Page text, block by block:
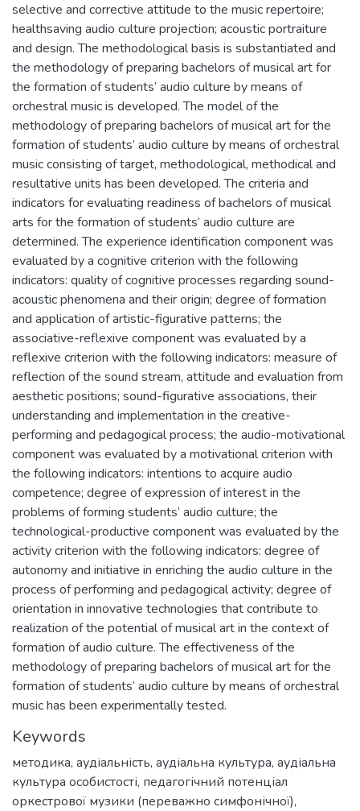
selective and corrective attitude to the music repertoire;
healthsaving audio culture projection; acoustic portraiture
and design. The methodological basis is substantiated and
the methodology of preparing bachelors of musical art for
the formation of students’ audio culture by means of
orchestral music is developed. The model of the
methodology of preparing bachelors of musical art for the
formation of students’ audio culture by means of orchestral
music consisting of target, methodological, methodical and
resultative units has been developed. The criteria and
indicators for evaluating readiness of bachelors of musical
arts for the formation of students’ audio culture are
determined. The experience identification component was
evaluated by a cognitive criterion with the following
indicators: quality of cognitive processes regarding sound-
acoustic phenomena and their origin; degree of formation
and application of artistic-figurative patterns; the
associative-reflexive component was evaluated by a
reflexive criterion with the following indicators: measure of
reflection of the sound stream, attitude and evaluation from
aesthetic positions; sound-figurative associations, their
understanding and implementation in the creative-
performing and pedagogical process; the audio-motivational
component was evaluated by a motivational criterion with
the following indicators: intentions to acquire audio
competence; degree of expression of interest in the
problems of forming students’ audio culture; the
technological-productive component was evaluated by the
activity criterion with the following indicators: degree of
autonomy and initiative in enriching the audio culture in the
process of performing and pedagogical activity; degree of
orientation in innovative technologies that contribute to
realization of the potential of musical art in the context of
formation of audio culture. The effectiveness of the
methodology of preparing bachelors of musical art for the
formation of students’ audio culture by means of orchestral
music has been experimentally tested.
Keywords
методика, аудіальність, аудіальна культура, аудіальна
культура особистості, педагогічний потенціал
оркестрової музики (переважно симфонічної),